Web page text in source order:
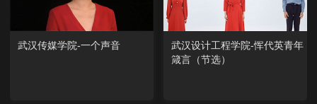
武汉传媒学院-一个声音
武汉设计工程学院-恽代英青年
箴言（节选）